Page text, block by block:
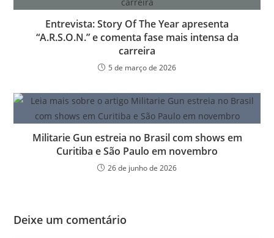
Entrevista: Story Of The Year apresenta
“A.R.S.O.N.” e comenta fase mais intensa da
carreira
5 de março de 2026
Militarie Gun estreia no Brasil com shows em
Curitiba e São Paulo em novembro
26 de junho de 2026
Deixe um comentário